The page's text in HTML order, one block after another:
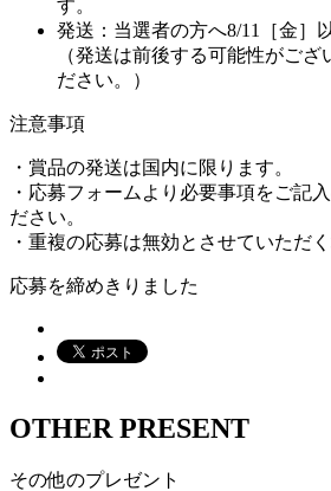
す。
発送：当選者の方へ8/11［金］
（発送は前後する可能性がござ
ださい。）
注意事項
・賞品の発送は国内に限ります。
・応募フォームより必要事項をご記
ださい。
・重複の応募は無効とさせていただ
応募を締めきりました
OTHER PRESENT
その他のプレゼント